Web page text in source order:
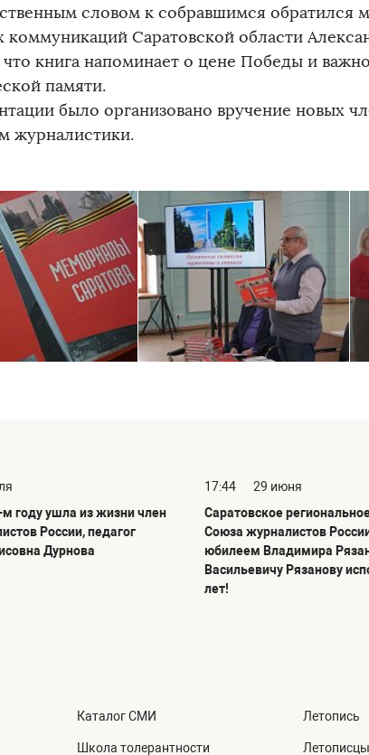
словом к собравшимся обратился
коммуникаций Саратовской области
книга напоминает о цене Победы и
памяти.
было организовано вручение новых
журналистики.
году ушла из жизни член
России, педагог
Дурнова
17:44
29 июня
Саратовское
Союза журналистов
юбилеем Владимира
Васильевичу Рязанову
лет!
Каталог СМИ
Школа толерантности
Летопись